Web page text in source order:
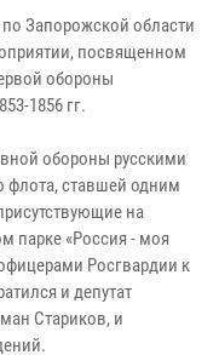
Запорожской области
посвященном
обороны
1856 гг.
обороны русскими
флота, ставшей одним
на
парке «Россия - моя
Росгвардии к
и депутат
Стариков, и